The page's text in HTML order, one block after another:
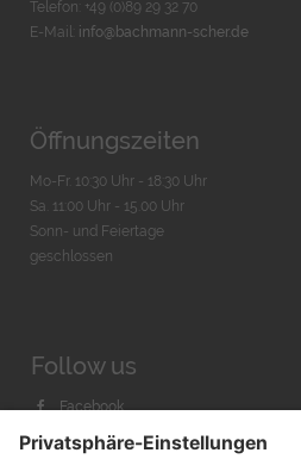
Telefon: +49 (0)89 29 32 70
E-Mail: info@bachmann-scher.de
Öffnungszeiten
Mo-Fr. 10:30 Uhr - 18:30 Uhr
Sa. 11:00 Uhr - 15.00 Uhr
Sonn- und Feiertage
geschlossen
Follow us
Facebook
Instagram